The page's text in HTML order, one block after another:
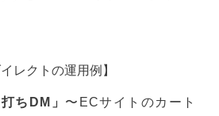
レクトの運用例】
ちDM」 〜ECサイトのカート